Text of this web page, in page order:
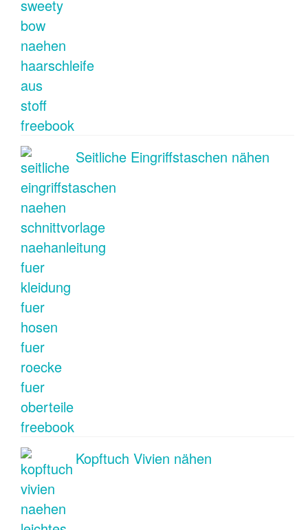
Seitliche Eingriffstaschen nähen
Kopftuch Vivien nähen